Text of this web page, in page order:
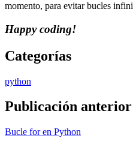
momento, para evitar bucles
Happy coding!
Categorías
python
Publicación anterior
Bucle for en Python